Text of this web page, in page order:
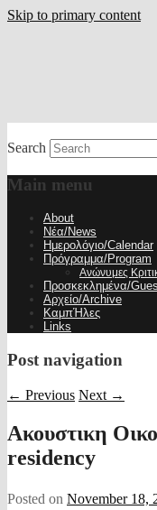
Skip to primary content
Search
Main menu
About
Νέα/News
Ημερολόγιο/Calendar
Πρόγραμμα/Program
Ανώνυμες
Προσκεκλημένα/
Αρχείο/Archive
ΚαμπΉλες
Links
Post navigation
← Previous Next →
Aκουστικη
residency
Posted on November 18,